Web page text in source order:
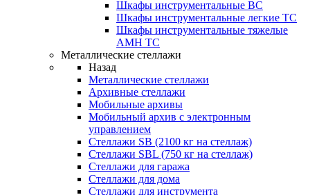
Шкафы инструментальные ВС
Шкафы инструментальные легкие ТС
Шкафы инструментальные тяжелые
AMH TC
Металлические стеллажи
Назад
Металлические стеллажи
Архивные стеллажи
Мобильные архивы
Мобильный архив с электронным
управлением
Стеллажи SB (2100 кг на стеллаж)
Стеллажи SBL (750 кг на стеллаж)
Стеллажи для гаража
Стеллажи для дома
Стеллажи для инструмента